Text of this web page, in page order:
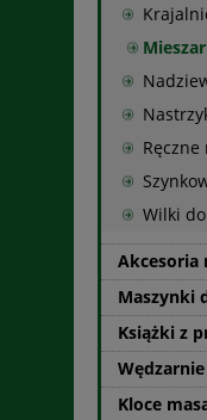
Wilki
Akcesoria
Maszynki
Książki z
Wędzarnie
Kloce